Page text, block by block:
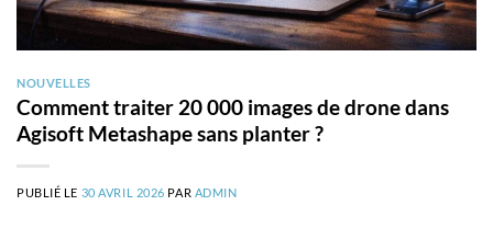
NOUVELLES
Comment traiter 20 000 images de drone dans
Agisoft Metashape sans planter ?
PUBLIÉ LE 30 AVRIL 2026 PAR ADMIN